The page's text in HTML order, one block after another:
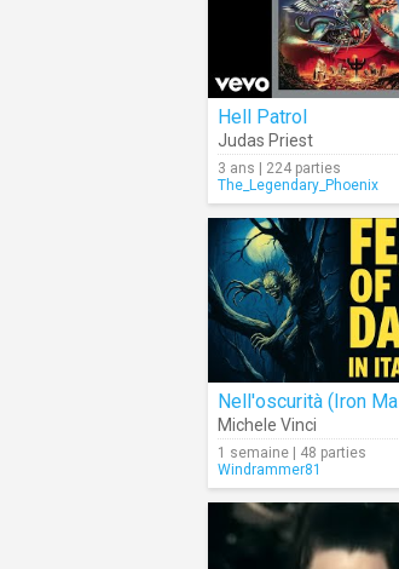
Hell Patrol
Judas Priest
3 ans | 224 parties
The_Legendary_Phoenix
Michele Vinci
1 semaine | 48 parties
Windrammer81